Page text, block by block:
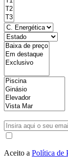
Aceito a Política de